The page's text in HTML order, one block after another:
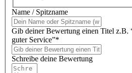
Name / Spitzname
Gib deiner Bewertung einen Titel z.B.
guter Service”*
Schreibe deine Bewertung